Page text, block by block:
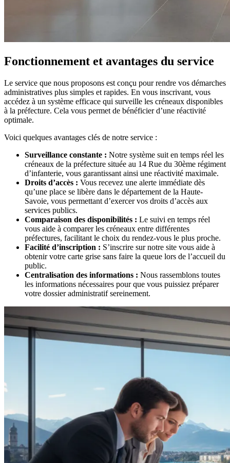
Fonctionnement et avantages du service
Le service que nous proposons est conçu pour rendre vos démarches
administratives plus simples et rapides. En vous inscrivant, vous
accédez à un système efficace qui surveille les créneaux disponibles
à la préfecture. Cela vous permet de bénéficier d’une réactivité
optimale.
Voici quelques avantages clés de notre service :
Surveillance constante : Notre système suit en temps réel les
créneaux de la préfecture située au 14 Rue du 30ème régiment
d’infanterie, vous garantissant ainsi une réactivité maximale.
Droits d’accès : Vous recevez une alerte immédiate dès
qu’une place se libère dans le département de la Haute-
Savoie, vous permettant d’exercer vos droits d’accès aux
services publics.
Comparaison des disponibilités : Le suivi en temps réel
vous aide à comparer les créneaux entre différentes
préfectures, facilitant le choix du rendez-vous le plus proche.
Facilité d’inscription : S’inscrire sur notre site vous aide à
obtenir votre carte grise sans faire la queue lors de l’accueil du
public.
Centralisation des informations : Nous rassemblons toutes
les informations nécessaires pour que vous puissiez préparer
votre dossier administratif sereinement.